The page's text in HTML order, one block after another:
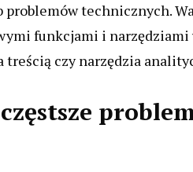
problemów technicznych.
funkcjami i
treścią czy narzędzia